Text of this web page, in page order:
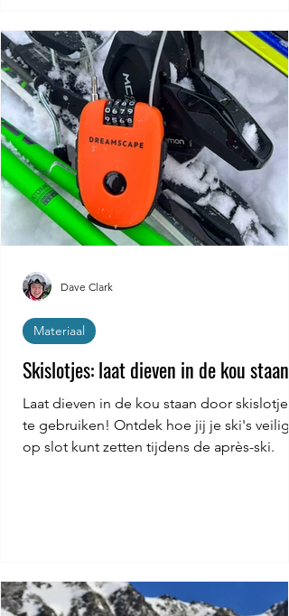
Skislotjes: laat dieven in de kou staan.
Laat dieven in de kou staan door skislotjes
te gebruiken! Ontdek hoe jij je ski's veilig
op slot kunt zetten tijdens de après-ski.
Materiaal
Dave Clark